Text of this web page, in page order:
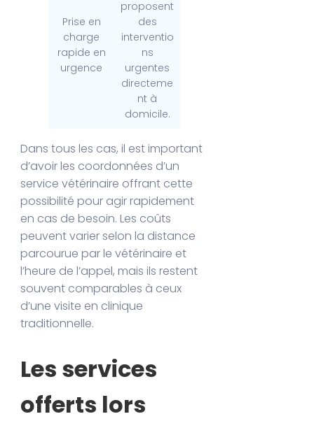
Prise en
charge
rapide en
urgence
proposent
des
interventio
ns
urgentes
directeme
nt à
domicile.
Dans tous les cas, il est important
d’avoir les coordonnées d’un
service vétérinaire offrant cette
possibilité pour agir rapidement
en cas de besoin. Les coûts
peuvent varier selon la distance
parcourue par le vétérinaire et
l’heure de l’appel, mais ils restent
souvent comparables à ceux
d’une visite en clinique
traditionnelle.
Les services
offerts lors